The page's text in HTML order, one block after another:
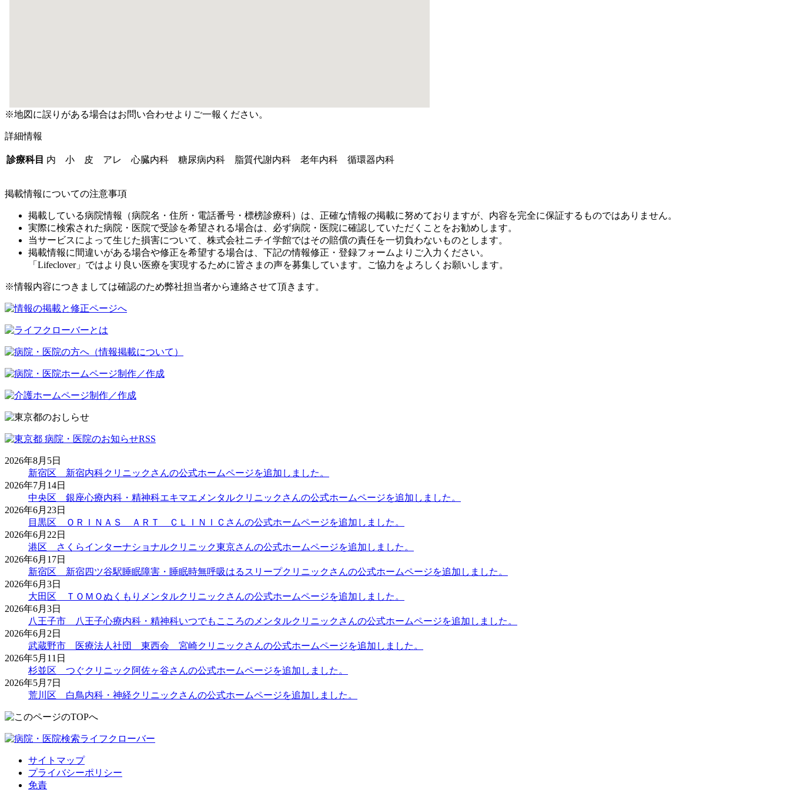
※地図に誤りがある場合はお問い合わせよりご一報ください。
詳細情報
診療科目 内 小 皮 アレ 心臓内科 糖尿病内科 脂質代謝内科 老年内科 循環器内科
掲載情報についての注意事項
掲載している病院情報（病院名・住所・電話番号・標榜診療科）は、正確な情報の掲載に努めておりますが、内容を完全に保証するものではありません。
実際に検索された病院・医院で受診を希望される場合は、必ず病院・医院に確認していただくことをお勧めします。
当サービスによって生じた損害について、株式会社ニチイ学館ではその賠償の責任を一切負わないものとします。
掲載情報に間違いがある場合や修正を希望する場合は、下記の情報修正・登録フォームよりご入力ください。
「Lifeclover」ではより良い医療を実現するために皆さまの声を募集しています。ご協力をよろしくお願いします。
※情報内容につきましては確認のため弊社担当者から連絡させて頂きます。
2026年8月5日
新宿区 新宿内科クリニックさんの公式ホームページを追加しました。
2026年7月14日
中央区 銀座心療内科・精神科エキマエメンタルクリニックさんの公式ホームページを追加しました。
2026年6月23日
目黒区 ＯＲＩＮＡＳ ＡＲＴ ＣＬＩＮＩＣさんの公式ホームページを追加しました。
2026年6月22日
港区 さくらインターナショナルクリニック東京さんの公式ホームページを追加しました。
2026年6月17日
新宿区 新宿四ツ谷駅睡眠障害・睡眠時無呼吸はるスリープクリニックさんの公式ホームページを追加しました。
2026年6月3日
大田区 ＴＯＭＯぬくもりメンタルクリニックさんの公式ホームページを追加しました。
2026年6月3日
八王子市 八王子心療内科・精神科いつでもこころのメンタルクリニックさんの公式ホームページを追加しました。
2026年6月2日
武蔵野市 医療法人社団 東西会 宮崎クリニックさんの公式ホームページを追加しました。
2026年5月11日
杉並区 つぐクリニック阿佐ヶ谷さんの公式ホームページを追加しました。
2026年5月7日
荒川区 白鳥内科・神経クリニックさんの公式ホームページを追加しました。
サイトマップ
プライバシーポリシー
免責